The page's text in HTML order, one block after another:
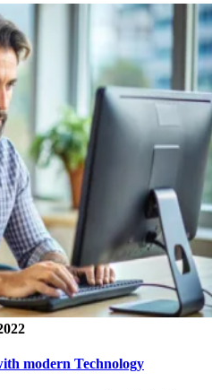
modern Technology